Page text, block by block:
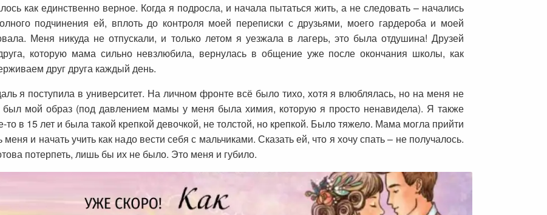
как единственно верное. Когда я подросла, и начала пытаться жить, а не следовать – начались
подчинения ей, вплоть до контроля моей переписки с друзьями, моего гардероба и моей
Меня никуда не отпускали, и только летом я уезжала в лагерь, это была отдушина! Друзей
которую мама сильно невзлюбила, вернулась в общение уже после окончания школы, как
друг друга каждый день.
я поступила в университет. На личном фронте всё было тихо, хотя я влюблялась, но на меня не
мой образ (под давлением мамы у меня была химия, которую я просто ненавидела). Я также
то в 15 лет и была такой крепкой девочкой, не толстой, но крепкой. Было тяжело. Мама могла прийти
и начать учить как надо вести себя с мальчиками. Сказать ей, что я хочу спать – не получалось.
потерпеть, лишь бы их не было. Это меня и губило.